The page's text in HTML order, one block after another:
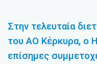
Στην τελευταία
του ΑΟ Κέρκυρα, ο
επίσημες